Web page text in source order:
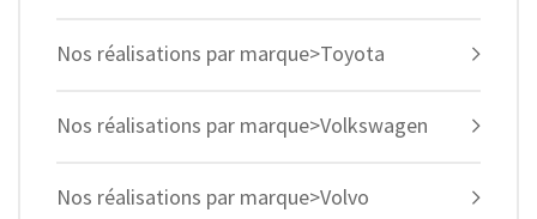
Nos réalisations par marque>Toyota
Nos réalisations par marque>Volkswagen
Nos réalisations par marque>Volvo